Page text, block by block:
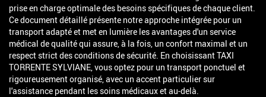
prise en charge optimale des besoins spécifiques de chaque client.
Ce document détaillé présente notre approche intégrée pour un
transport adapté et met en lumière les avantages d'un service
médical de qualité qui assure, à la fois, un confort maximal et un
respect strict des conditions de sécurité. En choisissant TAXI
TORRENTE SYLVIANE, vous optez pour un transport ponctuel et
rigoureusement organisé, avec un accent particulier sur
l'assistance pendant les soins médicaux et au-delà.